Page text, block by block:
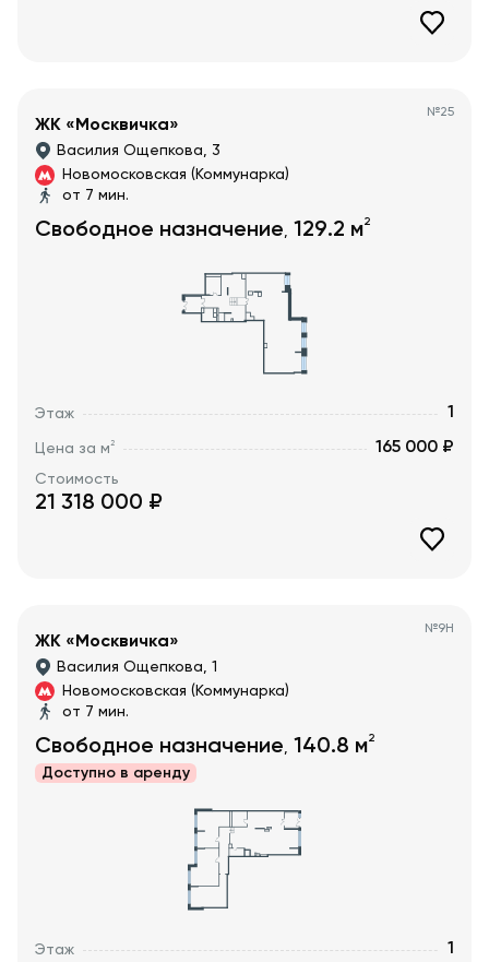
№25
ЖК «Москвичка»
Василия Ощепкова, 3
Новомосковская (Коммунарка)
от 7 мин.
Свободное назначение, 129.2 м2
Этаж 1
Цена за м2 165 000 ₽
Стоимость
21 318 000 ₽
№9Н
ЖК «Москвичка»
Василия Ощепкова, 1
Новомосковская (Коммунарка)
от 7 мин.
Свободное назначение 140.8 м2
Доступно в аренду
Этаж 1